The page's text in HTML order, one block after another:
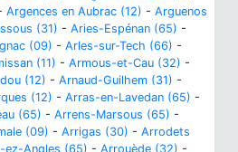
Argences en Aubrac (12) - Arguenos
(31) - Aries-Espénan (65) -
(09) - Arles-sur-Tech (66) -
(11) - Armous-et-Cau (32) -
(12) - Arnaud-Guilhem (31) -
(12) - Arras-en-Lavedan (65) -
(65) - Arrens-Marsous (65) -
(09) - Arrigas (30) - Arrodets
ez-Angles (65) - Arrouède (32) -